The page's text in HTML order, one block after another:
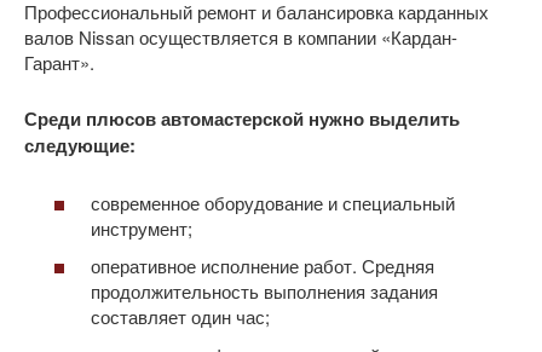
Профессиональный ремонт и балансировка карданных
валов Nissan осуществляется в компании «Кардан-
Гарант».
Среди плюсов автомастерской нужно выделить
следующие:
современное оборудование и специальный
инструмент;
оперативное исполнение работ. Средняя
продолжительность выполнения задания
составляет один час;